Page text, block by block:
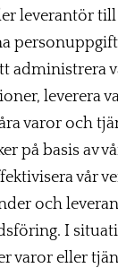
leverantör
administrera
leverera
varor och
på basis av
vår
och
I
varor eller